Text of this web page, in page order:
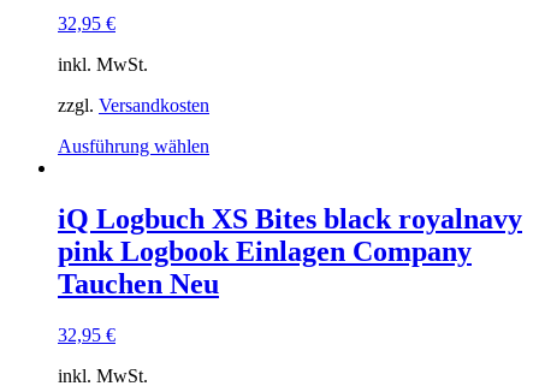
werden
32,95 €
inkl. MwSt.
zzgl. Versandkosten
Ausführung wählen
mehrere
Varianten
auf.
Optionen
iQ Logbuch XS Bites black royalnavy
pink Logbook Einlagen Company
Tauchen Neu
32,95 €
inkl. MwSt.